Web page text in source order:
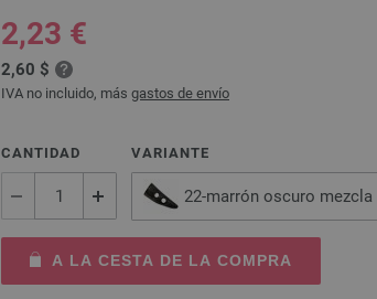
2,23 €
2,60 $
IVA no incluido, más gastos de envío
CANTIDAD VARIANTE
22-marrón oscuro mezcla
A LA CESTA DE LA COMPRA